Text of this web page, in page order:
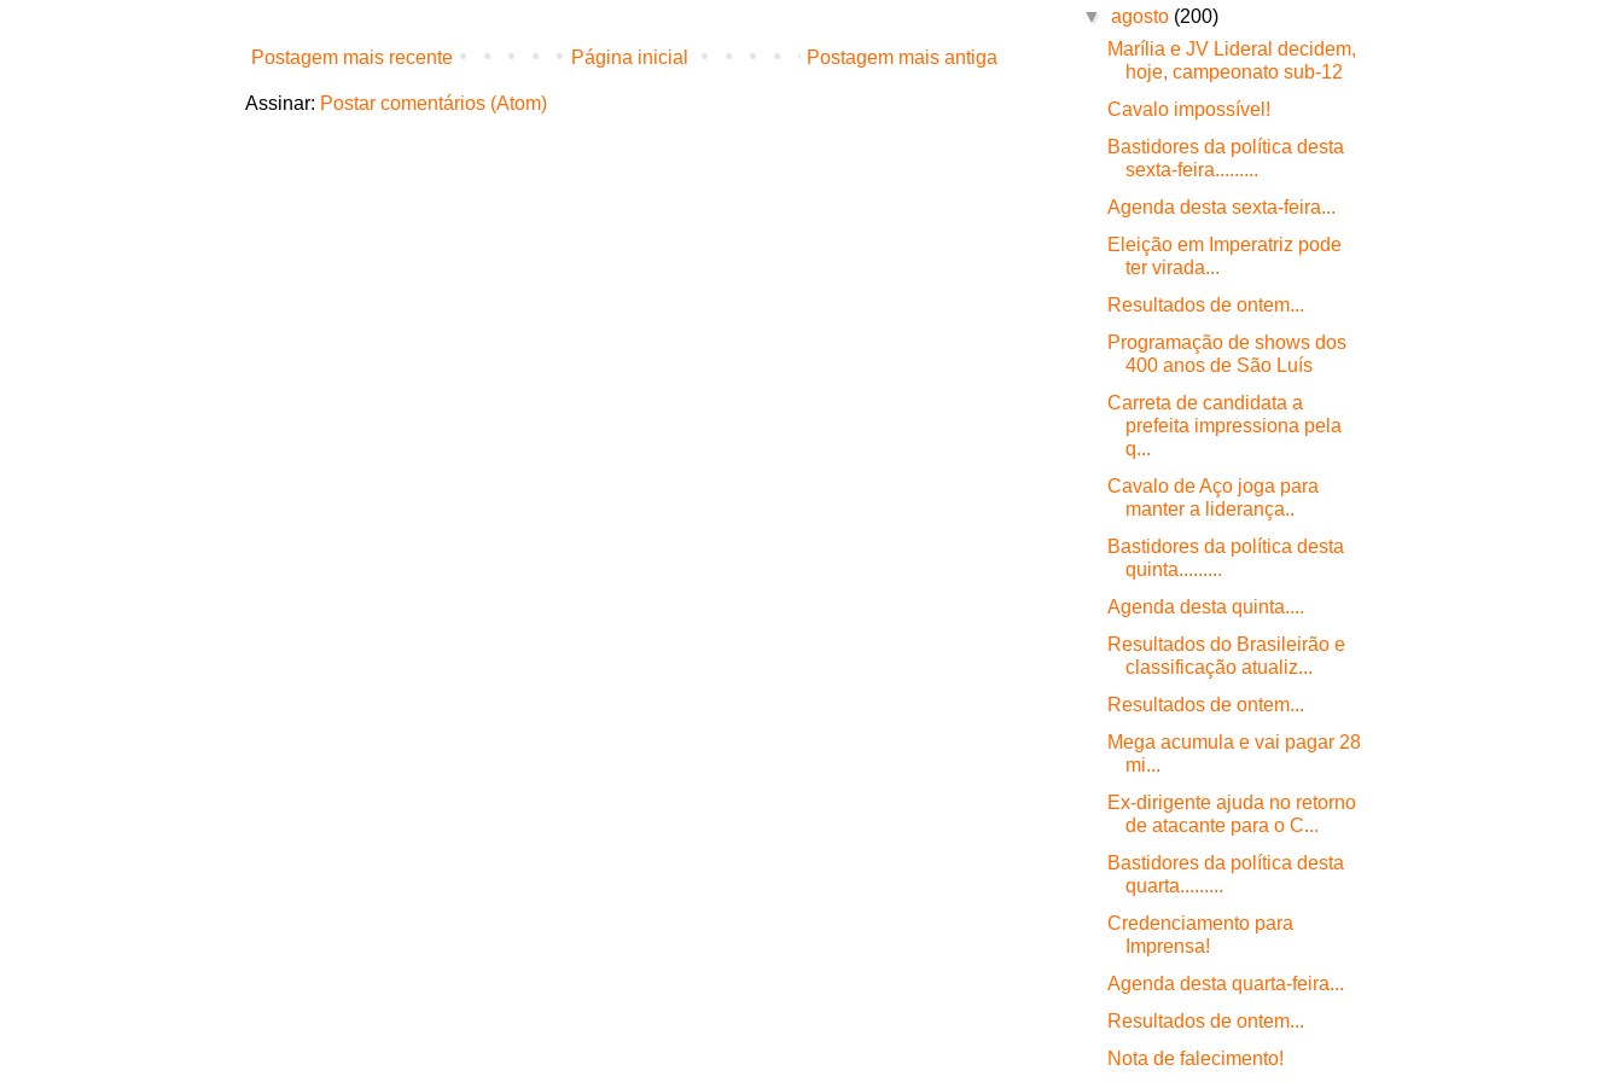
Postagem mais recente Postagem mais antiga
Página inicial
Assinar: Postar comentários (Atom)
▼agosto (200)
Marília e JV Lideral decidem,
hoje, campeonato sub-12
Cavalo impossível!
Bastidores da política desta
sexta-feira.........
Agenda desta sexta-feira...
Eleição em Imperatriz pode
ter virada...
Resultados de ontem...
Programação de shows dos
400 anos de São Luís
Carreta de candidata a
prefeita impressiona pela
q...
Cavalo de Aço joga para
manter a liderança..
Bastidores da política desta
quinta.........
Agenda desta quinta....
Resultados do Brasileirão e
classificação atualiz...
Resultados de ontem...
Mega acumula e vai pagar 28
mi...
Ex-dirigente ajuda no retorno
de atacante para o C...
Bastidores da política desta
quarta.........
Credenciamento para
Imprensa!
Agenda desta quarta-feira...
Resultados de ontem...
Nota de falecimento!